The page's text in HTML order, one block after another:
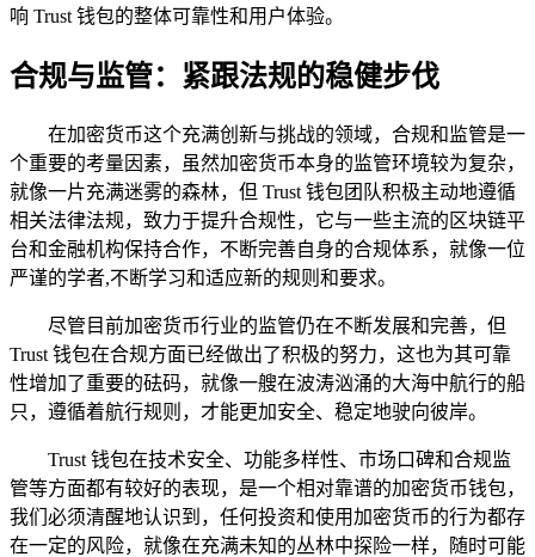
响 Trust 钱包的整体可靠性和用户体验。
合规与监管：紧跟法规的稳健步伐
在加密货币这个充满创新与挑战的领域，合规和监管是一
个重要的考量因素，虽然加密货币本身的监管环境较为复杂，
就像一片充满迷雾的森林，但 Trust 钱包团队积极主动地遵循
相关法律法规，致力于提升合规性，它与一些主流的区块链平
台和金融机构保持合作，不断完善自身的合规体系，就像一位
严谨的学者,不断学习和适应新的规则和要求。
尽管目前加密货币行业的监管仍在不断发展和完善，但
Trust 钱包在合规方面已经做出了积极的努力，这也为其可靠
性增加了重要的砝码，就像一艘在波涛汹涌的大海中航行的船
只，遵循着航行规则，才能更加安全、稳定地驶向彼岸。
Trust 钱包在技术安全、功能多样性、市场口碑和合规监
管等方面都有较好的表现，是一个相对靠谱的加密货币钱包，
我们必须清醒地认识到，任何投资和使用加密货币的行为都存
在一定的风险，就像在充满未知的丛林中探险一样，随时可能